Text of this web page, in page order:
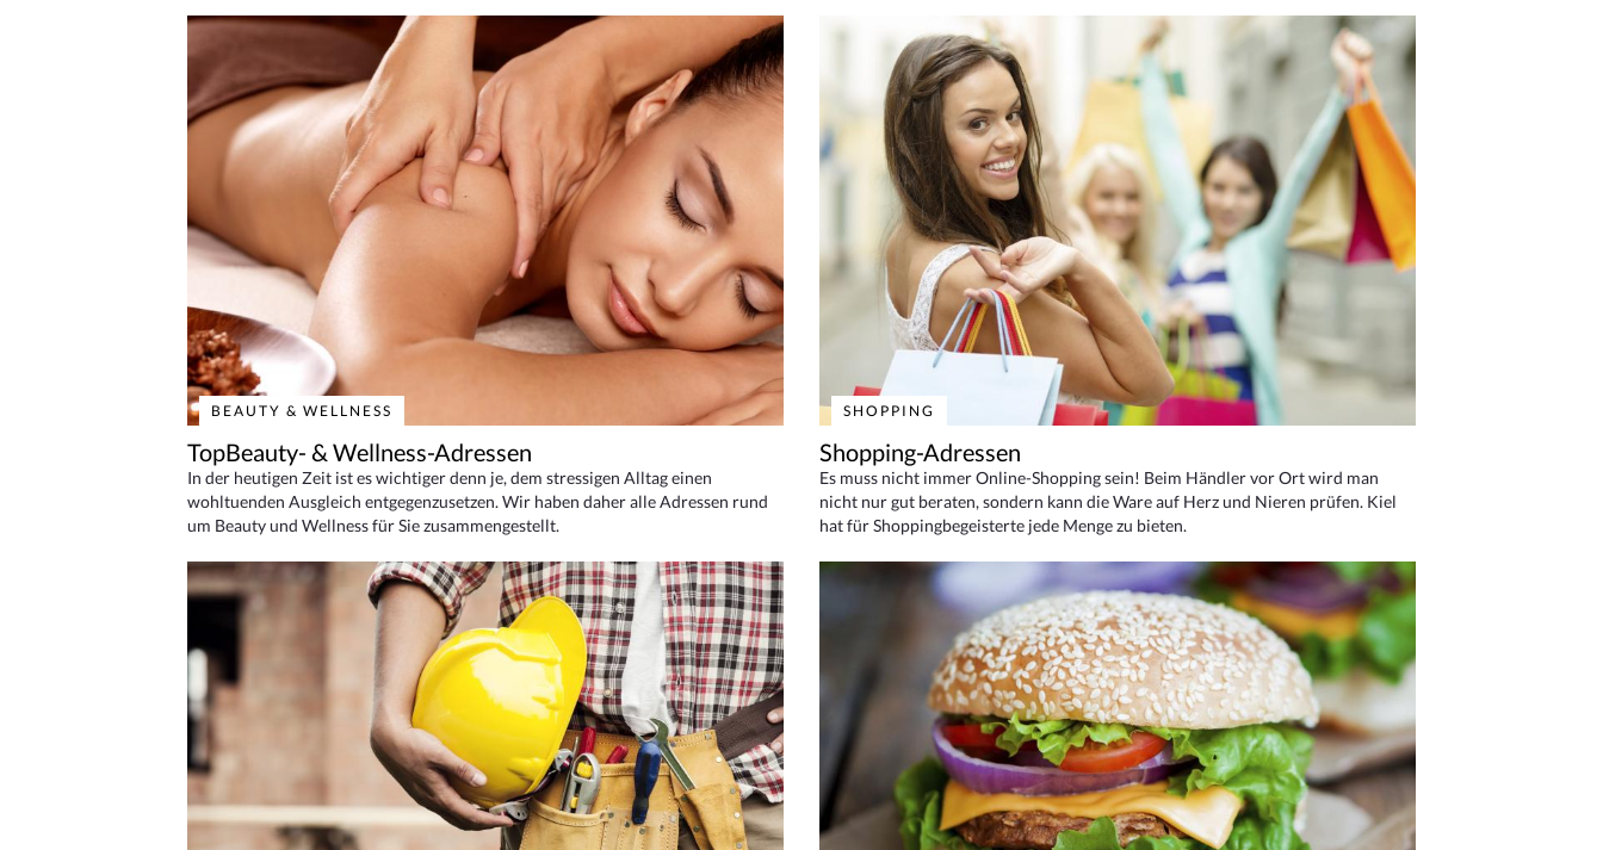
BEAUTY & WELLNESS
TopBeauty- & Wellness-Adressen
In der heutigen Zeit ist es wichtiger denn je, dem stressigen Alltag einen
wohltuenden Ausgleich entgegenzusetzen. Wir haben daher alle Adressen rund
um Beauty und Wellness für Sie zusammengestellt.
SHOPPING
Shopping-Adressen
Es muss nicht immer Online-Shopping sein! Beim Händler vor Ort wird man
nicht nur gut beraten, sondern kann die Ware auf Herz und Nieren prüfen. Kiel
hat für Shoppingbegeisterte jede Menge zu bieten.